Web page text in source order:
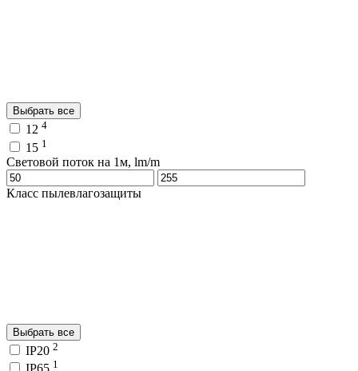
Выбрать все
12 4
15 1
Световой поток на 1м, lm/m
Класс пылевлагозащиты
Выбрать все
IP20 2
1